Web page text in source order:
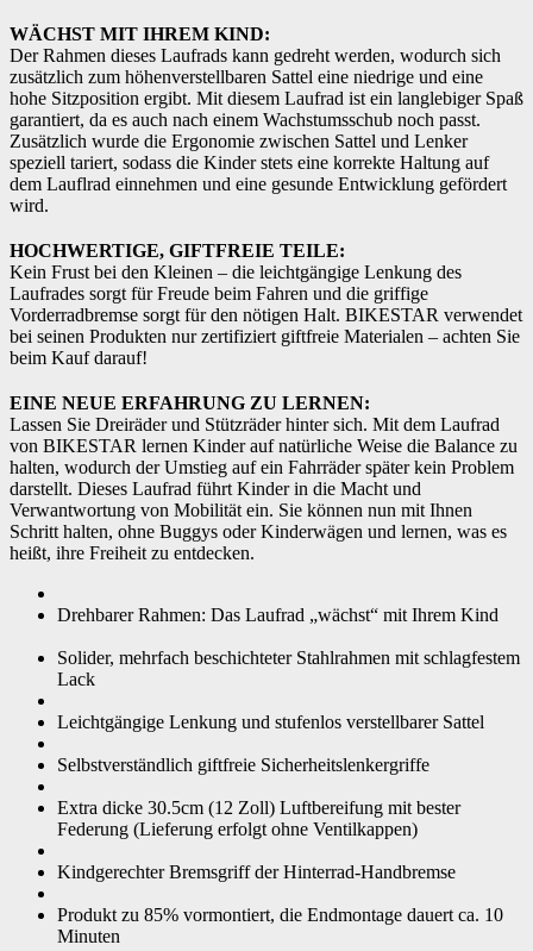
WÄCHST MIT IHREM KIND:
Der Rahmen dieses Laufrads kann gedreht werden, wodurch sich
zusätzlich zum höhenverstellbaren Sattel eine niedrige und eine
hohe Sitzposition ergibt. Mit diesem Laufrad ist ein langlebiger Spaß
garantiert, da es auch nach einem Wachstumsschub noch passt.
Zusätzlich wurde die Ergonomie zwischen Sattel und Lenker
speziell tariert, sodass die Kinder stets eine korrekte Haltung auf
dem Lauflrad einnehmen und eine gesunde Entwicklung gefördert
wird.
HOCHWERTIGE, GIFTFREIE TEILE:
Kein Frust bei den Kleinen – die leichtgängige Lenkung des
Laufrades sorgt für Freude beim Fahren und die griffige
Vorderradbremse sorgt für den nötigen Halt. BIKESTAR verwendet
bei seinen Produkten nur zertifiziert giftfreie Materialen – achten Sie
beim Kauf darauf!
EINE NEUE ERFAHRUNG ZU LERNEN:
Lassen Sie Dreiräder und Stützräder hinter sich. Mit dem Laufrad
von BIKESTAR lernen Kinder auf natürliche Weise die Balance zu
halten, wodurch der Umstieg auf ein Fahrräder später kein Problem
darstellt. Dieses Laufrad führt Kinder in die Macht und
Verwantwortung von Mobilität ein. Sie können nun mit Ihnen
Schritt halten, ohne Buggys oder Kinderwägen und lernen, was es
heißt, ihre Freiheit zu entdecken.
Drehbarer Rahmen: Das Laufrad „wächst“ mit Ihrem Kind
Solider, mehrfach beschichteter Stahlrahmen mit schlagfestem
Lack
Leichtgängige Lenkung und stufenlos verstellbarer Sattel
Selbstverständlich giftfreie Sicherheitslenkergriffe
Extra dicke 30.5cm (12 Zoll) Luftbereifung mit bester
Federung (Lieferung erfolgt ohne Ventilkappen)
Kindgerechter Bremsgriff der Hinterrad-Handbremse
Produkt zu 85% vormontiert, die Endmontage dauert ca. 10
Minuten